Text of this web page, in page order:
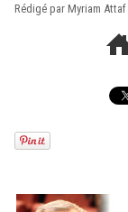
Rédigé par Myriam Attaf